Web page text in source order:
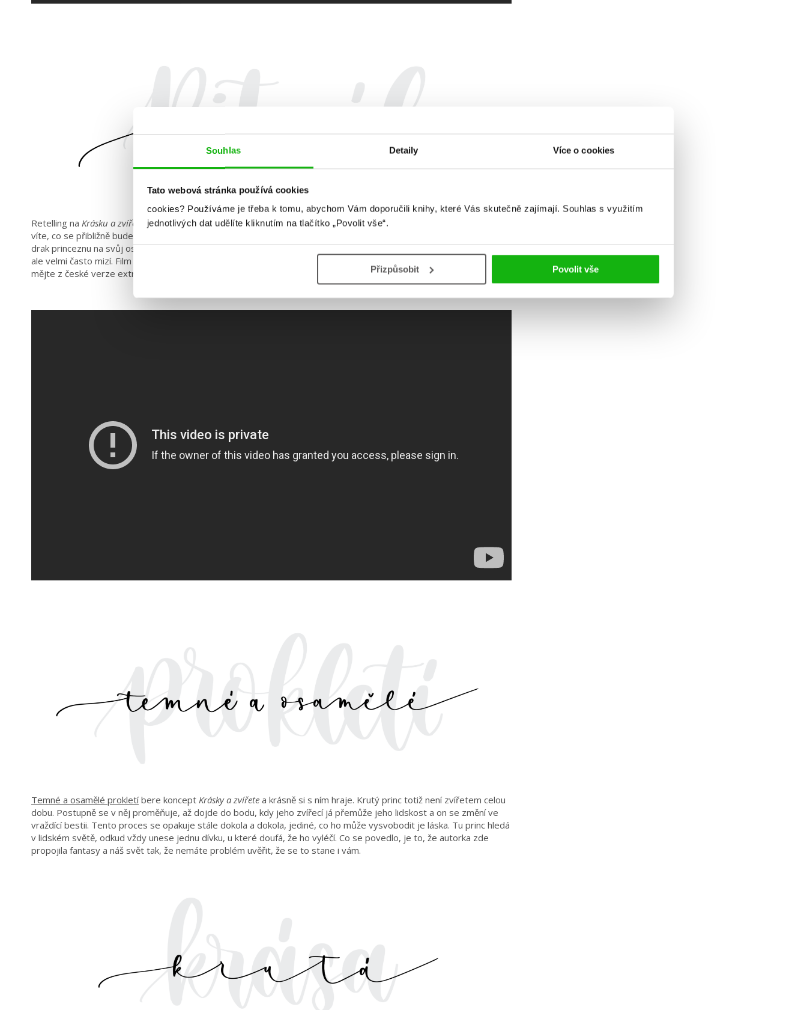
Souhlas Detaily Více o cookies
Tato webová stránka používá cookies
cookies? Používáme je třeba k tomu, abychom Vám doporučili knihy, které Vás skutečně zajímají. Souhlas s využitím
jednotlivých dat udělíte kliknutím na tlačítko „Povolit vše“.
Přizpůsobit Povolit vše
Retelling na Krásku a zvíře + draci + ruské prostředí = to si musíte přečíst. Pokud jste viděli film
víte, co se přibližně bude v jejím ději odehrávat, protože
drak princeznu na svůj ostrov a vězní ji zde. Princezna však není na ostrově sama, pomáhá jí tajemný Arman, který
ale velmi často mizí. Film byl nádherný, ale jak to tak bývá, tak knižní verze toho v sobě skrývá více. A bonusový fakt:
mějte z české verze extra radost, protože knížka zatím vůbec nevyšla v angličtině!
Temné a osamělé prokletíbere koncept Krásky a zvířete a krásně si s ním hraje. Krutý princ totiž není zvířetem celou
dobu. Postupně se v něj proměňuje, až dojde do bodu, kdy jeho zvířecí já přemůže jeho lidskost a on se změní ve
vraždící bestii. Tento proces se opakuje stále dokola a dokola, jediné, co ho může vysvobodit je láska. Tu princ hledá
v lidském světě, odkud vždy unese jednu dívku, u které doufá, že ho vyléčí. Co se povedlo, je to, že autorka zde
propojila fantasy a náš svět tak, že nemáte problém uvěřit, že se to stane i vám.